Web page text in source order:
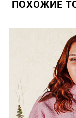
ПОХОЖИЕ